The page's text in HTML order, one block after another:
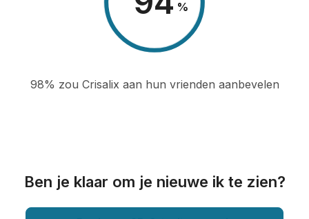
%
98% zou Crisalix aan hun vrienden aanbevelen
Ben je klaar om je nieuwe ik te zien?